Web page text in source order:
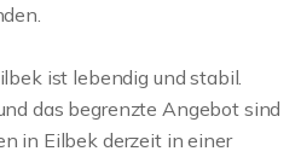
ist lebendig und stabil.
das begrenzte Angebot sind
in Eilbek derzeit in einer